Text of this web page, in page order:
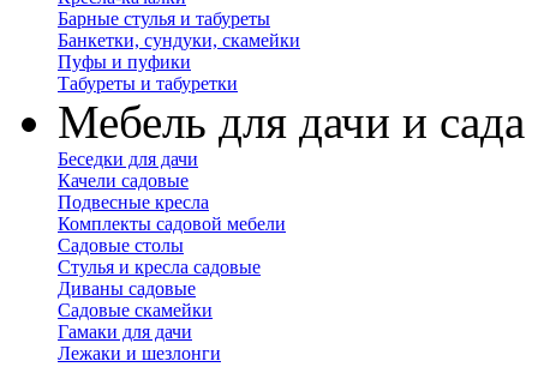
Барные стулья и табуреты
Банкетки, сундуки, скамейки
Пуфы и пуфики
Табуреты и табуретки
Мебель для дачи и сада
Беседки для дачи
Качели садовые
Подвесные кресла
Комплекты садовой мебели
Садовые столы
Стулья и кресла садовые
Диваны садовые
Садовые скамейки
Гамаки для дачи
Лежаки и шезлонги